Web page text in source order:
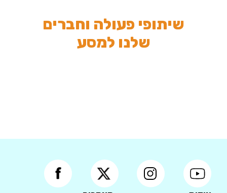
שיתופי פעולה וחברים
שלנו למסע